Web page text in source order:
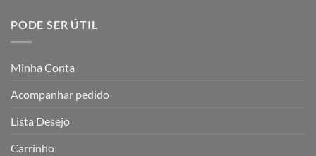
PODE SER ÚTIL
Minha Conta
Acompanhar pedido
Lista Desejo
Carrinho